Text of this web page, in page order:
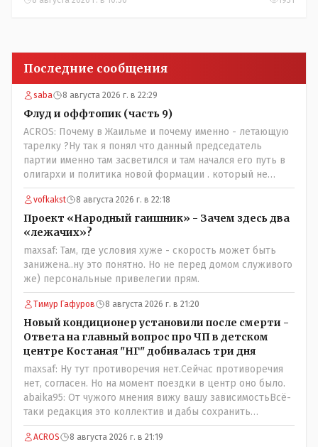
Последние сообщения
saba 8 августа 2026 г. в 22:29
Флуд и оффтопик (часть 9)
ACROS: Почему в Жаильме и почему именно - летающую
тарелку ?Ну так я понял что данный председатель
партии именно там засветился и там начался его путь в
олигархи и политика новой формации . который не
стесняется указать президенту на необходимость
скорого ухода! А летающая тарелка, потому что ещё не
было в истории независимого Казахстана депутата
который что то указывал бы действующему президенту,
не иначе инопланетянин, ну а на чём инопланетяне
передвигаются?
vofkakst 8 августа 2026 г. в 22:18
Проект «Народный гаишник» - Зачем здесь два
«лежачих»?
maxsaf: Там, где условия хуже - скорость может быть
занижена..ну это понятно. Но не перед домом служивого
же) персональные привелегии прям.
Тимур Гафуров 8 августа 2026 г. в 21:20
Новый кондиционер установили после смерти -
Ответа на главный вопрос про ЧП в детском
центре Костаная "НГ" добивалась три дня
maxsaf: Ну тут противоречия нет.Сейчас противоречия
нет, согласен. Но на момент поездки в центр оно было.
abaika95: От чужого мнения вижу вашу зависимостьВсё-
таки редакция это коллектив и дабы сохранить
профессиональное лицо можно было бы и указать
Общественному объединению на не корректность
ACROS 8 августа 2026 г. в 21:19